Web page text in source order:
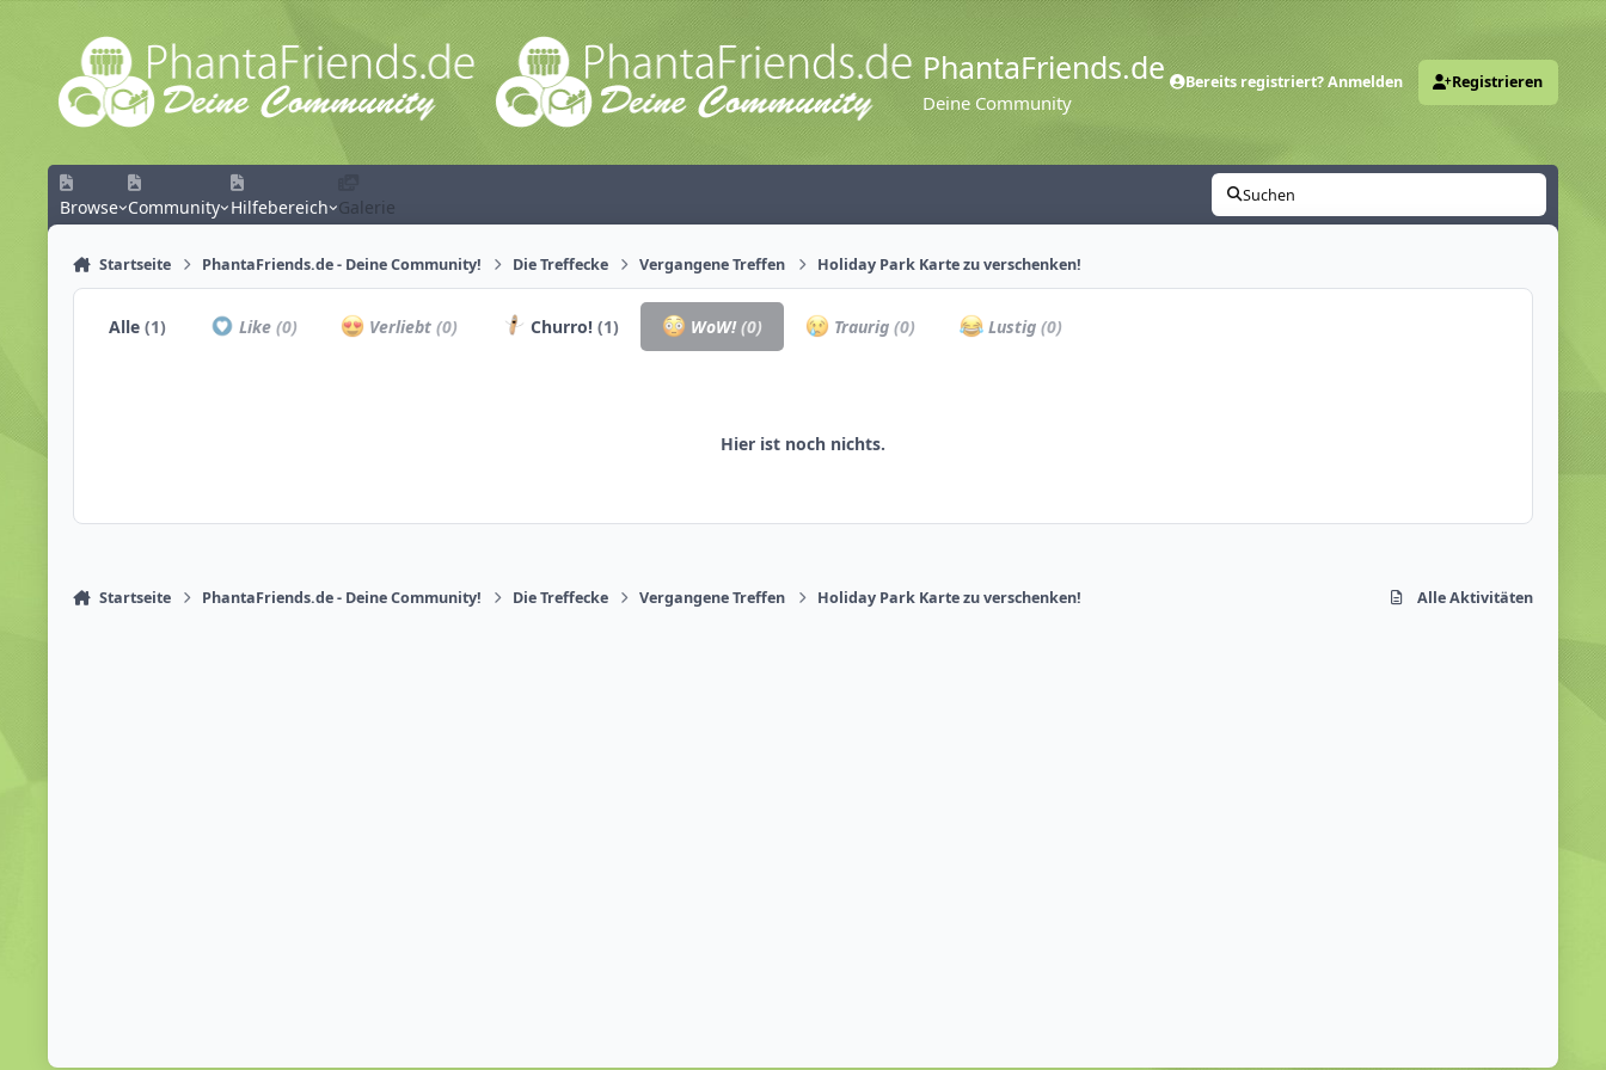
Zum Inhalt springen
PhantaFriends.de
Deine Community
Bereits registriert? Anmelden Registrieren
Browse Community Hilfebereich Galerie
Suchen
Startseite PhantaFriends.de - Deine Community! Die Treffecke Vergangene Treffen Holiday Park Karte zu verschenken!
Alle(1) Like (0) Verliebt(0) Churro! (1) WoW!(0) Traurig(0) Lustig (0)
Hier ist noch nichts.
Startseite PhantaFriends.de - Deine Community! Die Treffecke Vergangene Treffen Holiday Park Karte zu verschenken! Alle Aktivitäten